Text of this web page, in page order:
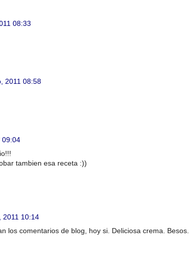
08:33
2011 08:58
09:04
tambien esa receta :))
2011 10:14
los comentarios de blog, hoy si. Deliciosa crema. Besos.